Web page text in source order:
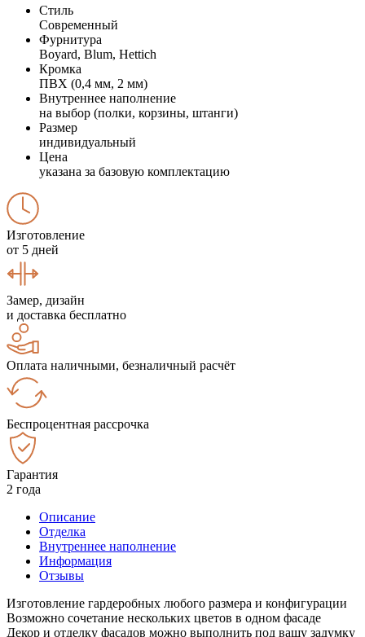
Стиль
Современный
Фурнитура
Boyard, Blum, Hettich
Кромка
ПВХ (0,4 мм, 2 мм)
Внутреннее наполнение
на выбор (полки, корзины, штанги)
Размер
индивидуальный
Цена
указана за базовую комплектацию
Изготовление
от 5 дней
Замер, дизайн
и доставка бесплатно
Оплата наличными, безналичный расчёт
Беспроцентная рассрочка
Гарантия
2 года
Описание
Отделка
Внутреннее наполнение
Информация
Отзывы
Изготовление гардеробных любого размера и конфигурации
Возможно сочетание нескольких цветов в одном фасаде
Декор и отделку фасадов можно выполнить под вашу задумку